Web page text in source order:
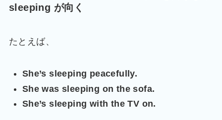
sleeping が向く
たとえば、
She’s sleeping peacefully.
She was sleeping on the sofa.
She’s sleeping with the TV on.